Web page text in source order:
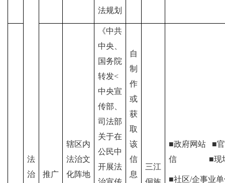
法
治
法规划
推广
辖区内
法治文
化阵地
《中共
中央、
国务院
转发<
中央宣
传部、
司法部
关于在
公民中
开展法
自
制
作
或
获
取
该
信
息
三江
■政府网站 ■
信■现
■社区/企事业